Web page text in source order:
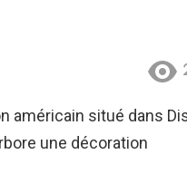
américain situé dans
une décoration